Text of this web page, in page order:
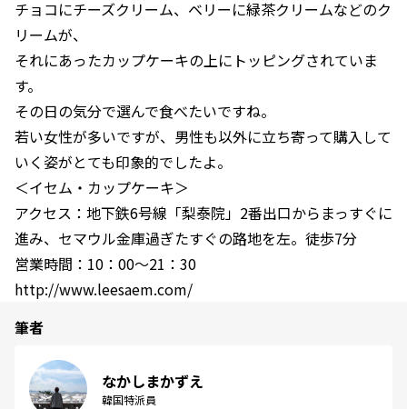
チョコにチーズクリーム、ベリーに緑茶クリームなどのク
リームが、
それにあったカップケーキの上にトッピングされていま
す。
その日の気分で選んで食べたいですね。
若い女性が多いですが、男性も以外に立ち寄って購入して
いく姿がとても印象的でしたよ。
＜イセム・カップケーキ＞
アクセス：地下鉄6号線「梨泰院」2番出口からまっすぐに
進み、セマウル金庫過ぎたすぐの路地を左。徒歩7分
営業時間：10：00～21：30
http://www.leesaem.com/
筆者
なかしまかずえ
韓国特派員